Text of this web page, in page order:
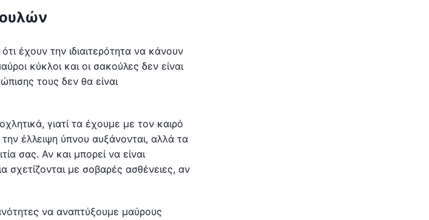
έχουν την ιδιαιτερότητα να κάνουν
κύκλοι και οι σακούλες δεν είναι
τους δεν θα είναι
γιατί τα έχουμε με τον καιρό
έλλειψη ύπνου αυξάνονται, αλλά τα
σας. Αν και μπορεί να είναι
σχετίζονται με σοβαρές ασθένειες, αν
να αναπτύξουμε μαύρους